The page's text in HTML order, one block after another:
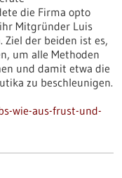
die Firma opto
Mitgründer Luis
Ziel der beiden ist es,
um alle Methoden
und damit etwa die
zu beschleunigen.
wie-aus-frust-und-